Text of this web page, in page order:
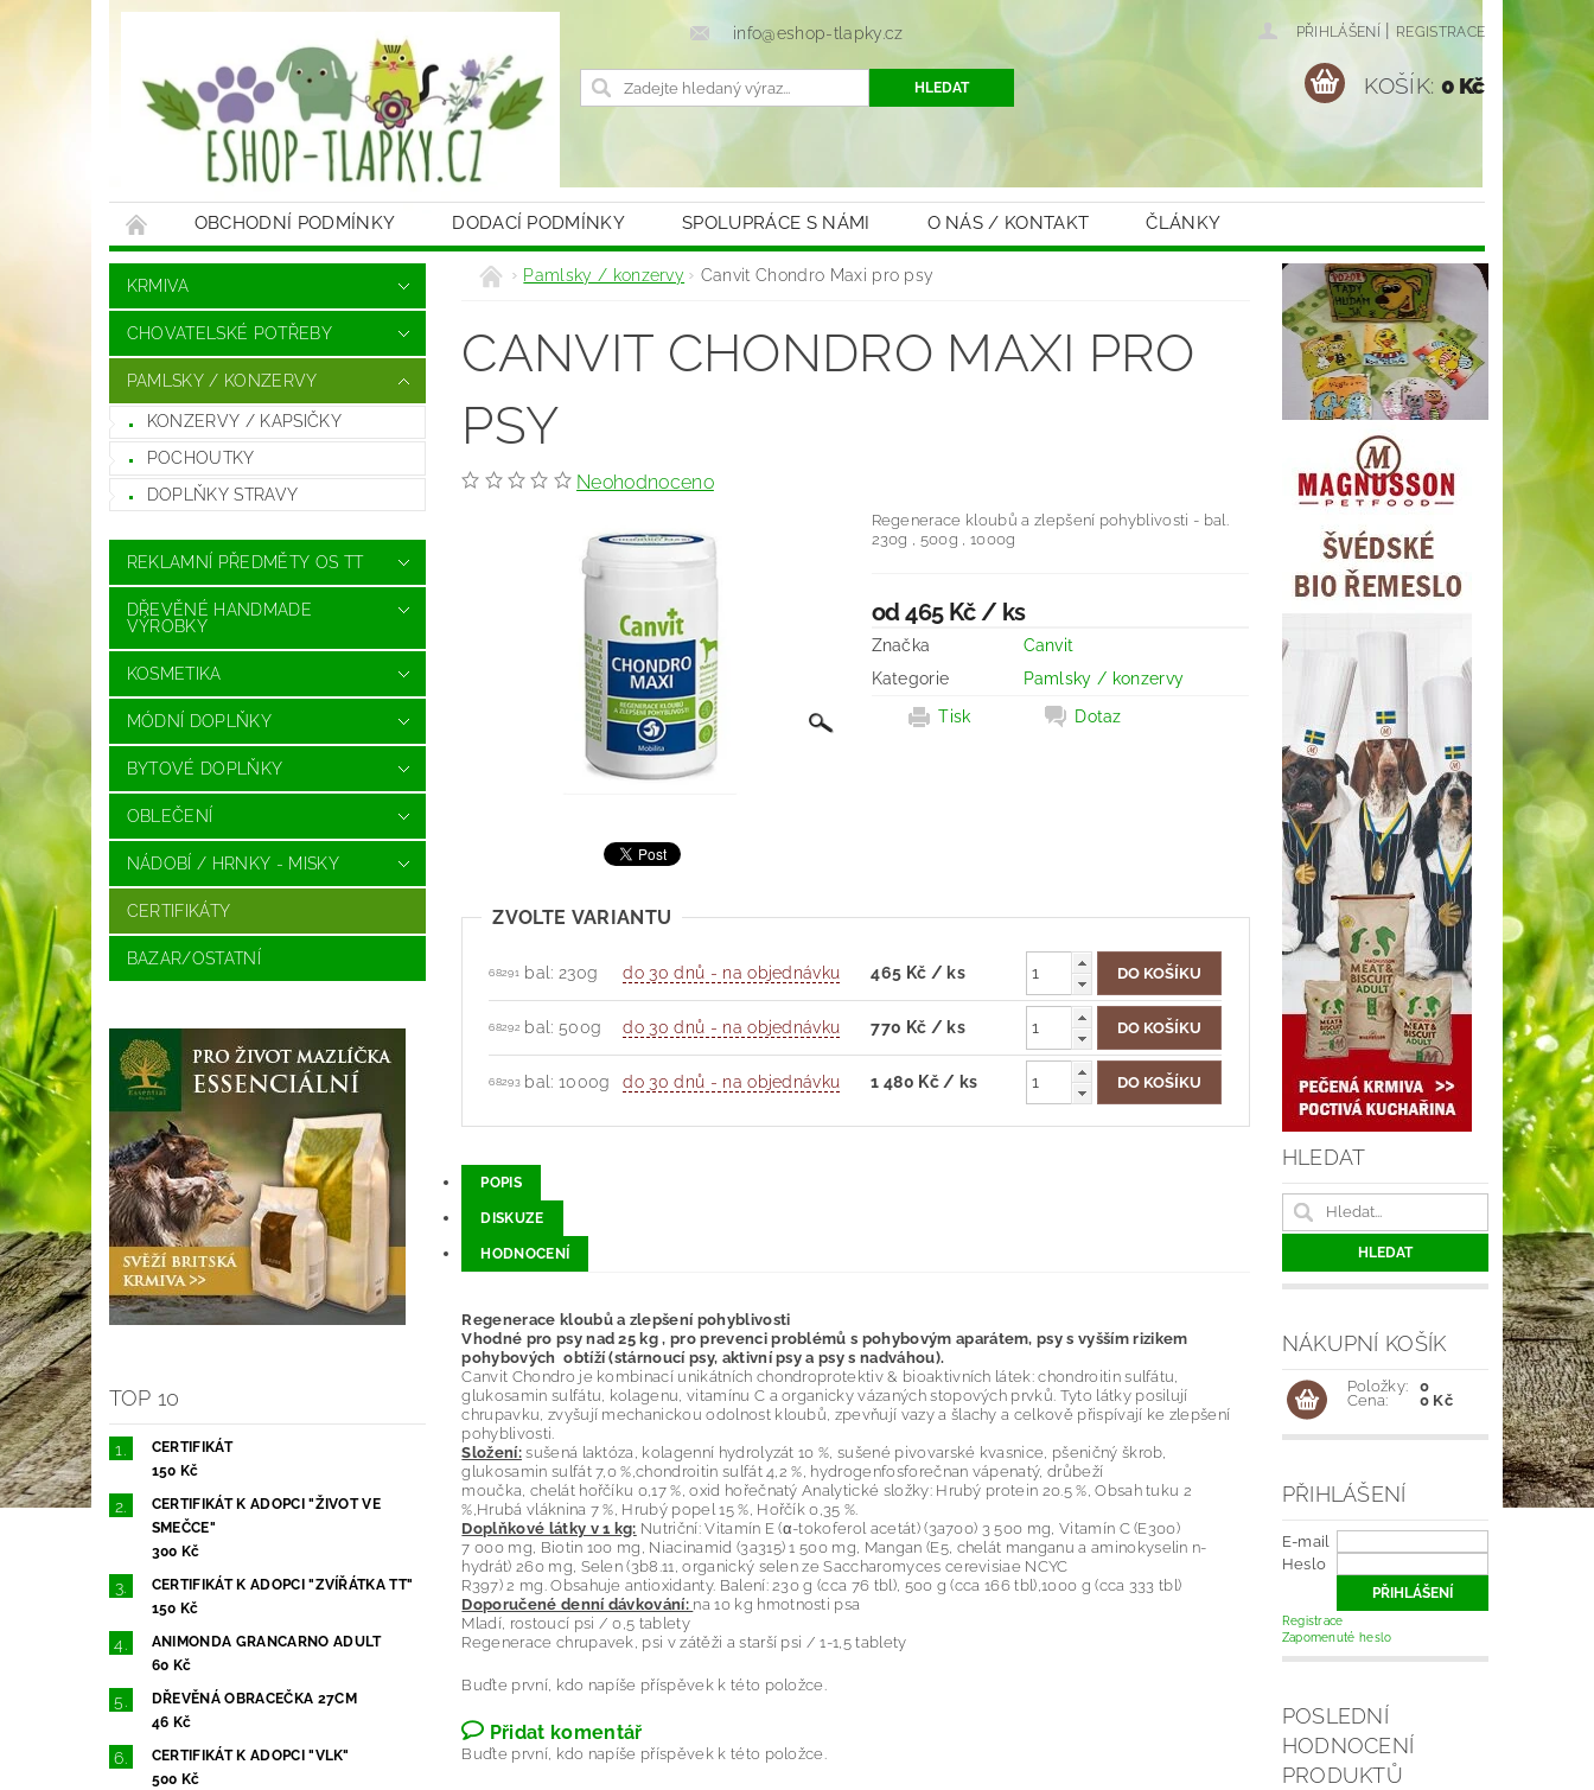
info@eshop-tlapky.cz PŘIHLÁŠENÍ | REGISTRACE
KOŠÍK: 0 Kč
OBCHODNÍ PODMÍNKY DODACÍ PODMÍNKY SPOLUPRÁCE S NÁMI O NÁS / KONTAKT ČLÁNKY
KRMIVA
CHOVATELSKÉ POTŘEBY
PAMLSKY / KONZERVY
KONZERVY / KAPSIČKY
POCHOUTKY
DOPLŇKY STRAVY
REKLAMNÍ PŘEDMĚTY OS TT
DŘEVĚNÉ HANDMADE
VÝROBKY
KOSMETIKA
MÓDNÍ DOPLŇKY
BYTOVÉ DOPLŇKY
OBLEČENÍ
NÁDOBÍ / HRNKY - MISKY
CERTIFIKÁTY
BAZAR/OSTATNÍ
TOP 10
CERTIFIKÁT
150 Kč
CERTIFIKÁT K ADOPCI "ŽIVOT VE
SMEČCE"
300 Kč
CERTIFIKÁT K ADOPCI "ZVÍŘÁTKA TT"
150 Kč
ANIMONDA GRANCARNO ADULT
60 Kč
DŘEVĚNÁ OBRACEČKA 27CM
46 Kč
CERTIFIKÁT K ADOPCI "VLK"
500 Kč
Pamlsky / konzervy Canvit Chondro Maxi pro psy
CANVIT CHONDRO MAXI PRO
PSY
Neohodnoceno
Regenerace kloubů a zlepšení pohyblivosti - bal.
230g , 500g , 1000g
od 465 Kč / ks
Značka
Canvit
Kategorie
Pamlsky / konzervy
Tisk
Dotaz
ZVOLTE VARIANTU
68291 bal: 230g do 30 dnů - na objednávku 465 Kč / ks
68292 bal: 500g do 30 dnů - na objednávku 770 Kč / ks
68293 bal: 1000g do 30 dnů - na objednávku 1 480 Kč / ks
POPIS
DISKUZE
HODNOCENÍ
Regenerace kloubů a zlepšení pohyblivosti
Vhodné pro psy nad 25 kg , pro prevenci problémů s pohybovým aparátem, psy s vyšším rizikem
pohybových obtíží (stárnoucí psy, aktivní psy a psy s nadváhou).
Canvit Chondro je kombinací unikátních chondroprotektiv & bioaktivních látek: chondroitin sulfátu,
glukosamin sulfátu, kolagenu, vitamínu C a organicky vázaných stopových prvků. Tyto látky posilují
chrupavku, zvyšují mechanickou odolnost kloubů, zpevňují vazy a šlachy a celkově přispívají ke zlepšení
pohyblivosti.
Složení:sušená laktóza, kolagenní hydrolyzát 10 %, sušené pivovarské kvasnice, pšeničný škrob,
glukosamin sulfát 7,0 %,chondroitin sulfát 4,2 %, hydrogenfosforečnan vápenatý, drůbeží
moučka, chelát hořčíku 0,17 %, oxid hořečnatý Analytické složky: Hrubý protein 20.5 %, Obsah tuku 2
%,Hrubá vláknina 7 %, Hrubý popel 15 %, Hořčík 0,35 %.
Doplňkové látky v 1 kg: Nutriční: Vitamín E (α-tokoferol acetát) (3a700) 3 500 mg, Vitamín C (E300)
7 000 mg, Biotin 100 mg, Niacinamid (3a315) 1 500 mg, Mangan (E5, chelát manganu a aminokyselin n-
hydrát) 260 mg, Selen (3b8.11, organický selen ze Saccharomyces cerevisiae NCYC
R397) 2 mg. Obsahuje antioxidanty. Balení: 230 g (cca 76 tbl), 500 g (cca 166 tbl),1000 g (cca 333 tbl)
Doporučené denní dávkování: na 10 kg hmotnosti psa
Mladí, rostoucí psi / 0,5 tablety
Regenerace chrupavek, psi v zátěži a starší psi / 1-1,5 tablety
Buďte první, kdo napíše příspěvek k této položce.
Přidat komentář
Buďte první, kdo napíše příspěvek k této položce.
HLEDAT
NÁKUPNÍ KOŠÍK
Položky:
Cena:
0
0 Kč
PŘIHLÁŠENÍ
E-mail
Heslo
Registrace
Zapomenuté heslo
POSLEDNÍ
HODNOCENÍ
PRODUKTŮ